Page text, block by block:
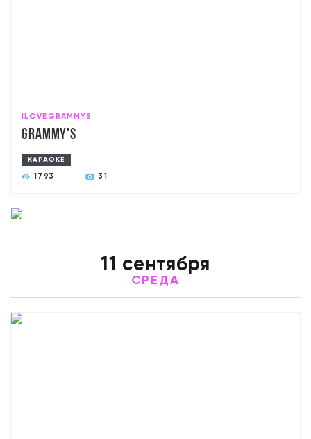
ILOVEGRAMMYS
Grammy's
КАРАОКЕ
1793 31
11 сентября
СРЕДА